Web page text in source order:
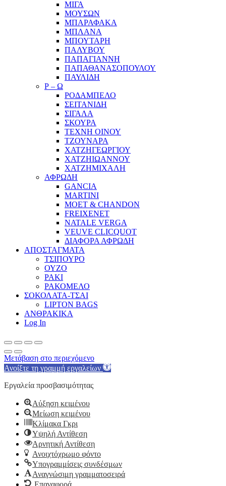
ΜΙΓΑ
ΜΟΥΣΩΝ
ΜΠΑΡΑΦΑΚΑ
ΜΠΛΑΝΑ
ΜΠΟΥΤΑΡΗ
ΠΑΛΥΒΟΥ
ΠΑΠΑΓΙΑΝΝΗ
ΠΑΠΑΘΑΝΑΣΟΠΟΥΛΟΥ
ΠΑΥΛΙΔΗ
Ρ – Ω
ΡΟΔΑΜΠΕΛΟ
ΣΕΙΤΑΝΙΔΗ
ΣΙΓΑΛΑ
ΣΚΟΥΡΑ
ΤΕΧΝΗ ΟΙΝΟΥ
ΤΖΟΥΝΑΡΑ
ΧΑΤΖΗΓΕΩΡΓΙΟΥ
ΧΑΤΖΗΙΩΑΝΝΟΥ
ΧΑΤΖΗΜΙΧΑΛΗ
ΑΦΡΩΔΗ
GANCIA
MARTINI
MOET & CHANDON
FREIXENET
NATALE VERGA
VEUVE CLICQUOT
ΔΙΑΦΟΡΑ ΑΦΡΩΔΗ
ΑΠΟΣΤΑΓΜΑΤΑ
ΤΣΙΠΟΥΡΟ
ΟΥΖΟ
ΡΑΚΙ
ΡΑΚΟΜΕΛΟ
ΣΟΚΟΛΑΤΑ-ΤΣΑΙ
LIPTON BAGS
ΑΝΘΡΑΚΙΚΑ
Log In
Μετάβαση στο περιεχόμενο
Ανοίξτε τη γραμμή εργαλείων
Εργαλεία προσβασιμότητας
Αύξηση κειμένου
Μείωση κειμένου
Κλίμακα Γκρι
Υψηλή Αντίθεση
Αρνητική Αντίθεση
Ανοιχτόχρωμο φόντο
Υπογραμμίσεις συνδέσμων
Αναγνώσιμη γραμματοσειρά
Επαναφορά